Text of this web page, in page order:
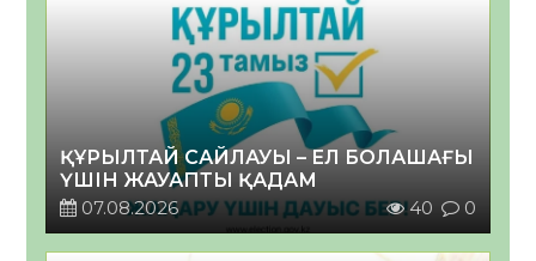
ҚҰРЫЛТАЙ САЙЛАУЫ – ЕЛ БОЛАШАҒЫ
ҮШІН ЖАУАПТЫ ҚАДАМ
07.08.2026
40 0